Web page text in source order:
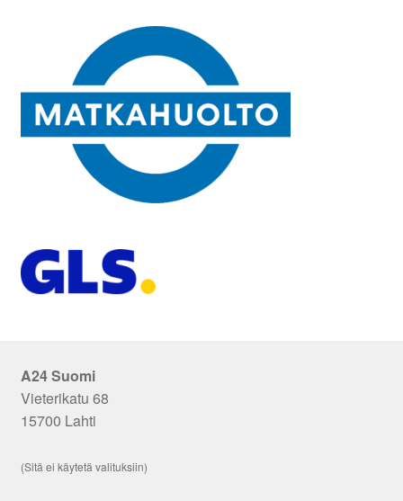
A24 Suomi
Vieterikatu 68
15700 Lahti
(Sitä ei käytetä valituksiin)